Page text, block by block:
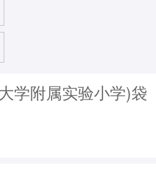
学附属实验小学)袋